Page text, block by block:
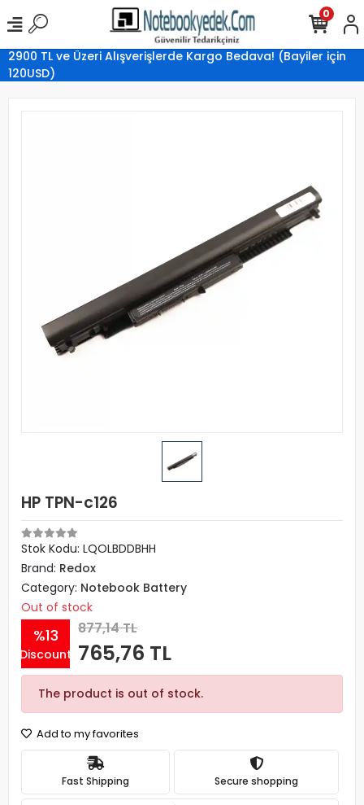
2900 TL ve Üzeri Alışverişlerde Kargo Bedava! (Bayiler için
120USD)
0
HP TPN-c126
Stok Kodu: LQOLBDDBHH
Brand: Redox
Category: Notebook Battery
Out of stock
%13
Discount
877,14 TL
765,76 TL
The product is out of stock.
Add to my favorites
Fast Shipping Secure shopping